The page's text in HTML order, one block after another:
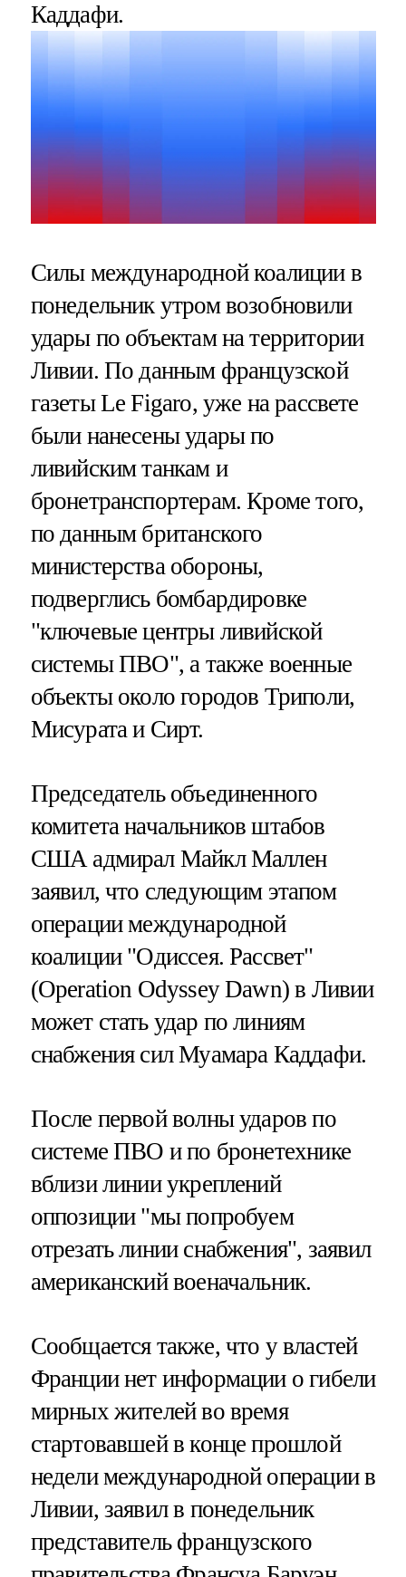
Каддафи.
Силы международной коалиции в
понедельник утром возобновили
удары по объектам на территории
Ливии. По данным французской
газеты Le Figaro, уже на рассвете
были нанесены удары по
ливийским танкам и
бронетранспортерам. Кроме того,
по данным британского
министерства обороны,
подверглись бомбардировке
"ключевые центры ливийской
системы ПВО", а также военные
объекты около городов Триполи,
Мисурата и Сирт.
Председатель объединенного
комитета начальников штабов
США адмирал Майкл Маллен
заявил, что следующим этапом
операции международной
коалиции "Одиссея. Рассвет"
(Operation Odyssey Dawn) в Ливии
может стать удар по линиям
снабжения сил Муамара Каддафи.
После первой волны ударов по
системе ПВО и по бронетехнике
вблизи линии укреплений
оппозиции "мы попробуем
отрезать линии снабжения", заявил
американский военачальник.
Сообщается также, что у властей
Франции нет информации о гибели
мирных жителей во время
стартовавшей в конце прошлой
недели международной операции в
Ливии, заявил в понедельник
представитель французского